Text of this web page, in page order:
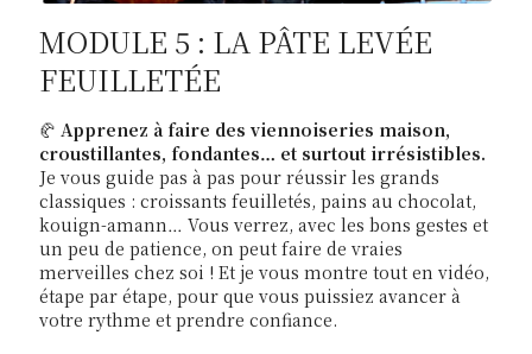
MODULE 5 : LA PÂTE LEVÉE
FEUILLETÉE
🥐Apprenez à faire des viennoiseries maison,
croustillantes, fondantes… et surtout irrésistibles.
Je vous guide pas à pas pour réussir les grands
classiques : croissants feuilletés, pains au chocolat,
kouign-amann… Vous verrez, avec les bons gestes et
un peu de patience, on peut faire de vraies
merveilles chez soi ! Et je vous montre tout en vidéo,
étape par étape, pour que vous puissiez avancer à
votre rythme et prendre confiance.